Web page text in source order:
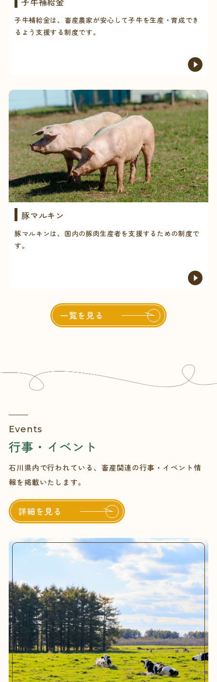
子牛補給金は、畜産農家が安心して子牛を生産・育成でき
るよう支援する制度です。
豚マルキン
豚マルキンは、国内の豚肉生産者を支援するための制度で
す。
一覧を見る
Events
行事・イベント
石川県内で行われている、畜産関連の行事・イベント情
報を掲載いたします。
詳細を見る